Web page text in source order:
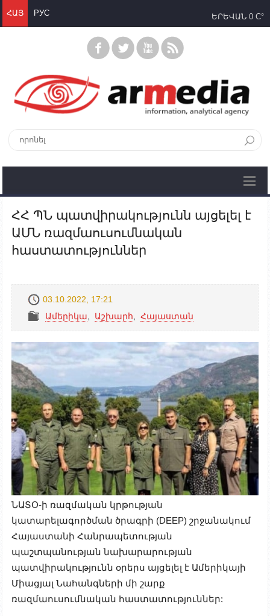
ՀԱՅ РУС ԵՐԵՎԱՆ 0 C°
ՀՀ ՊՆ պատվիրակությունն այցելել է
ԱՄՆ ռազմաուսումնական
հաստատություններ
03.10.2022, 17:21
Ամերիկա
Աշխարհ Հայաստան
ՆԱՏՕ-ի ռազմական կրթության
կատարելագործման ծրագրի (DEEP) շրջանակում
Հայաստանի Հանրապետության
պաշտպանության նախարարության
պատվիրակությունն օրերս այցելել է Ամերիկայի
Միացյալ Նահանգների մի շարք
ռազմաուսումնական հաստատություններ: